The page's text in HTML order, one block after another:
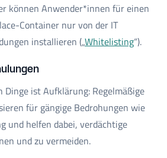
können Anwender*innen für einen
Container nur von der IT
installieren („Whitelisting“).
Dinge ist Aufklärung: Regelmäßige
für gängige Bedrohungen wie
und helfen dabei, verdächtige
und zu vermeiden.